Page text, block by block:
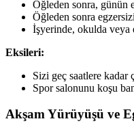
Öğleden sonra, günün
Öğleden sonra
İşyerinde, okulda veya
Eksileri:
Sizi geç saatlere kadar
Spor salonunu koşu
Akşam Yürüyüşü ve